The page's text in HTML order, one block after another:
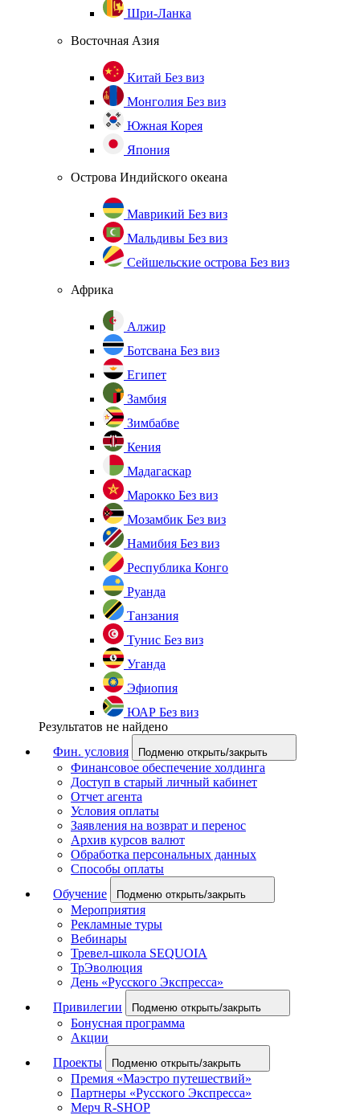
Шри-Ланка
Восточная Азия
Китай Без виз
Монголия Без виз
Южная Корея
Япония
Острова Индийского океана
Маврикий Без виз
Мальдивы Без виз
Сейшельские острова Без виз
Африка
Алжир
Ботсвана Без виз
Египет
Замбия
Зимбабве
Кения
Мадагаскар
Марокко Без виз
Мозамбик Без виз
Намибия Без виз
Республика Конго
Руанда
Танзания
Тунис Без виз
Уганда
Эфиопия
ЮАР Без виз
Результатов не найдено
Фин. условия
Подменю открыть/закрыть
Финансовое обеспечение холдинга
Доступ в старый личный кабинет
Отчет агента
Условия оплаты
Заявления на возврат и перенос
Архив курсов валют
Обработка персональных данных
Способы оплаты
Обучение
Подменю открыть/закрыть
Мероприятия
Рекламные туры
Вебинары
Тревел-школа SEQUOIA
ТрЭволюция
День «Русского Экспресса»
Привилегии
Подменю открыть/закрыть
Бонусная программа
Акции
Проекты
Подменю открыть/закрыть
Премия «Маэстро путешествий»
Партнеры «Русского Экспресса»
Мерч R-SHOP